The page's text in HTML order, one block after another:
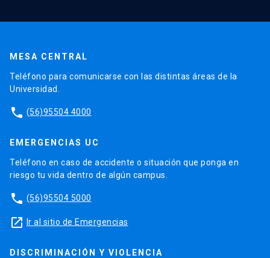
MESA CENTRAL
Teléfono para comunicarse con las distintas áreas de la
Universidad.
phone (56)95504 4000
EMERGENCIAS UC
Teléfono en caso de accidente o situación que ponga en
riesgo tu vida dentro de algún campus.
phone (56)95504 5000
launch Ir al sitio de Emergencias
DISCRIMINACIÓN Y VIOLENCIA